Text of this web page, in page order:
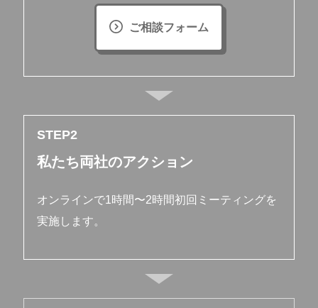
ご相談フォーム
STEP
私たち両社のアクション
オンラインで1時間〜2時間初回ミーティングを
実施します。